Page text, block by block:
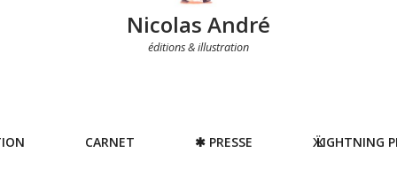
Nicolas André
éditions & illustration
CARNET ✱ PRESSE Ӝ LIGHTNING